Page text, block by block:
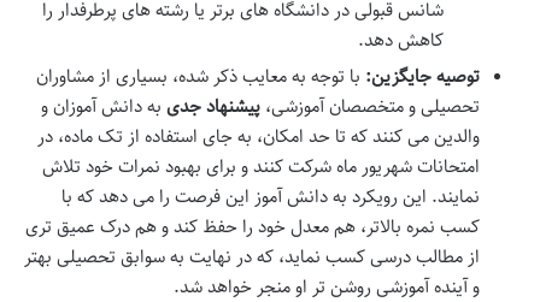
شانس قبولی در دانشگاه های برتر یا رشته های پرطرفدار را
کاهش دهد.
توصیه جایگزین: با توجه به معایب ذکر شده، بسیاری از مشاوران
تحصیلی و متخصصان آموزشی، پیشنهاد جدی به دانش آموزان و
والدین می کنند که تا حد امکان، به جای استفاده از تک ماده، در
امتحانات شهریور ماه شرکت کنند و برای بهبود نمرات خود تلاش
نمایند. این رویکرد به دانش آموز این فرصت را می دهد که با
کسب نمره بالاتر، هم معدل خود را حفظ کند و هم درک عمیق تری
از مطالب درسی کسب نماید، که در نهایت به سوابق تحصیلی بهتر
و آینده آموزشی روشن تر او منجر خواهد شد.